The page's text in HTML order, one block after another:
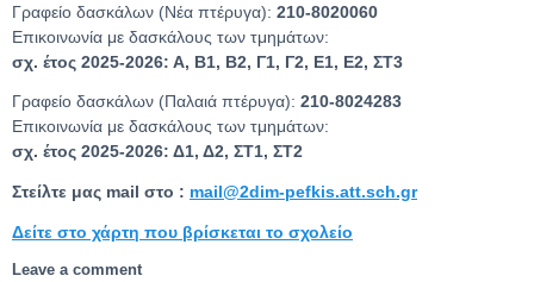
Γραφείο δασκάλων (Νέα πτέρυγα): 210-8020060
Επικοινωνία με δασκάλους των τμημάτων:
σχ. έτος 2025-2026: Α, Β1, Β2, Γ1, Γ2, Ε1, Ε2, ΣΤ3
Γραφείο δασκάλων (Παλαιά πτέρυγα): 210-8024283
Επικοινωνία με δασκάλους των τμημάτων:
σχ. έτος 2025-2026: Δ1, Δ2, ΣΤ1, ΣΤ2
Στείλτε μας mail στο : mail@2dim-pefkis.att.sch.gr
Δείτε στο χάρτη που βρίσκεται το σχολείο
Leave a comment